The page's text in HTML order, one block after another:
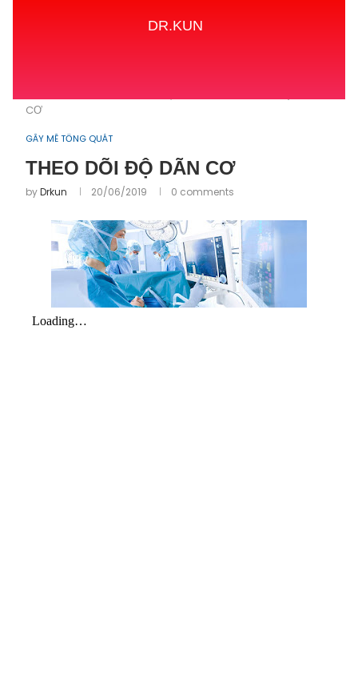
DR.KUN
CƠ
GÂY MÊ TỔNG QUÁT
THEO DÕI ĐỘ DÃN CƠ
byDrkun 20/06/2019 0 comments